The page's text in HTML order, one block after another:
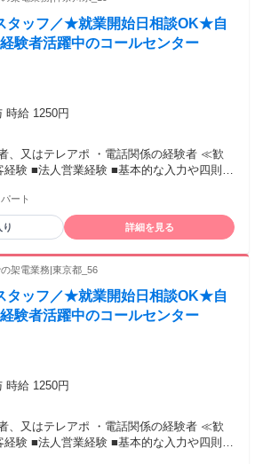
タッフ／★就業開始日相談OK★自
験者活躍中のコールセンター
時給 1250円
又はテレアポ ・電話関係の経験者 ≪歓
験 ■法人営業経験 ■基本的な入力や四則計
ート
詳細を見る
架電業務|東京都_56
タッフ／★就業開始日相談OK★自
験者活躍中のコールセンター
時給 1250円
又はテレアポ ・電話関係の経験者 ≪歓
験 ■法人営業経験 ■基本的な入力や四則計